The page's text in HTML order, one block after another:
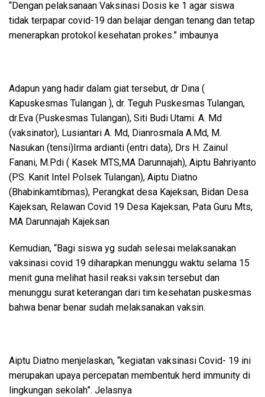
“Dengan pelaksanaan Vaksinasi Dosis ke 1 agar siswa
tidak terpapar covid-19 dan belajar dengan tenang dan tetap
menerapkan protokol kesehatan prokes.” imbaunya
Adapun yang hadir dalam giat tersebut, dr Dina (
Kapuskesmas Tulangan ), dr. Teguh Puskesmas Tulangan,
dr.Eva (Puskesmas Tulangan), Siti Budi Utami. A. Md
(vaksinator), Lusiantari A. Md, Dianrosmala A.Md, M.
Nasukan (tensi)Irma ardianti (entri data), Drs H. Zainul
Fanani, M.Pdi ( Kasek MTS,MA Darunnajah), Aiptu Bahriyanto
(PS. Kanit Intel Polsek Tulangan), Aiptu Diatno
(Bhabinkamtibmas), Perangkat desa Kajeksan, Bidan Desa
Kajeksan, Relawan Covid 19 Desa Kajeksan, Pata Guru Mts,
MA Darunnajah Kajeksan
Kemudian, “Bagi siswa yg sudah selesai melaksanakan
vaksinasi covid 19 diharapkan menunggu waktu selama 15
menit guna melihat hasil reaksi vaksin tersebut dan
menunggu surat keterangan dari tim kesehatan puskesmas
bahwa benar benar sudah melaksanakan vaksin.
Aiptu Diatno menjelaskan, “kegiatan vaksinasi Covid- 19 ini
merupakan upaya percepatan membentuk herd immunity di
lingkungan sekolah”. Jelasnya